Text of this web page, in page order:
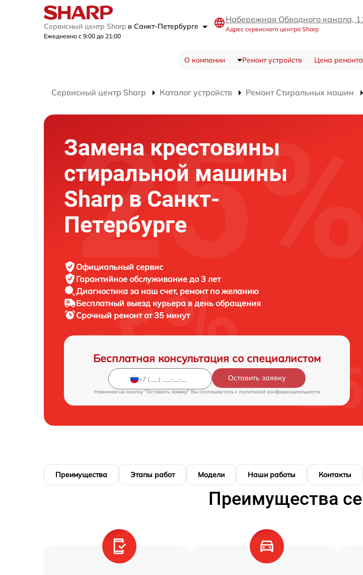
Сервисный центр Sharp в Санкт-Петербурге
Ежедневно с 9:00 до 21:00
Набережная Обводного канала,
Адрес сервисного центра Sharp
О компании Ремонт устройств Цена ремонта
Сервисный центр Sharp Каталог устройств Ремонт Стиральных машин
Замена крестовины
стиральной машины
Sharp в Санкт-
Петербурге
Официальный сервис
Гарантийное обслуживание до 3 лет
Диагностика за наш счет, ремонт по желанию
Бесплатный выезд курьера в день обращения
Срочный ремонтот 35 минут
Бесплатная консультация со специалистом
Оставить заявку
Нажимая на кнопку "Оставить заявку" Вы соглашаетесь c политикой конфиденциальности
Преимущества Этапы работ Модели Наши работы Контакты
Преимущества